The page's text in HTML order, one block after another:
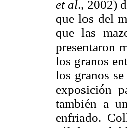
et al., 2002)
que los del
que las
presentaron
los granos
los granos
exposición
también a
enfriado.